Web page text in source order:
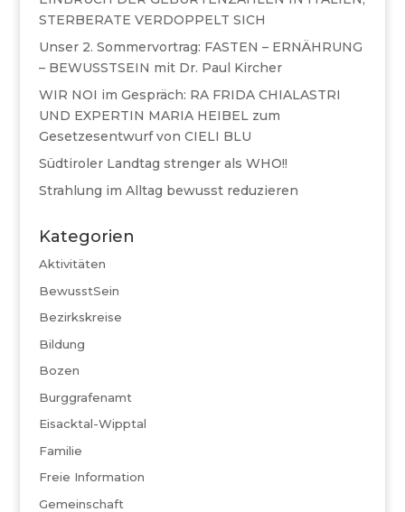
STERBERATE VERDOPPELT SICH
Unser 2. Sommervortrag: FASTEN – ERNÄHRUNG
– BEWUSSTSEIN mit Dr. Paul Kircher
WIR NOI im Gespräch: RA FRIDA CHIALASTRI
UND EXPERTIN MARIA HEIBEL zum
Gesetzesentwurf von CIELI BLU
Südtiroler Landtag strenger als WHO!!
Strahlung im Alltag bewusst reduzieren
Kategorien
Aktivitäten
BewusstSein
Bezirkskreise
Bildung
Bozen
Burggrafenamt
Eisacktal-Wipptal
Familie
Freie Information
Gemeinschaft